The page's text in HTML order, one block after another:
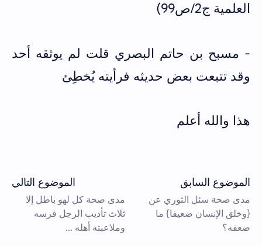
العلمية ج2/ص99)
- مسبح بن حاتم البصري قلت لم يوثقه أحد
وقد تتبعت بعض حديثه فرأيته يُخطِئ
هذا والله أعلم